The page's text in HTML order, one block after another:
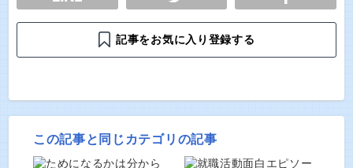
記事をお気に入り登録する
この記事と同じカテゴリの記事